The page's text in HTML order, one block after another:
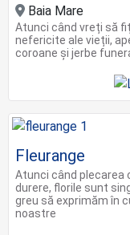
Baia Mare
Atunci când vreți să
nefericite ale vieții,
coroane și jerbe
Fleurange
Atunci când plecarea
durere, florile sunt
greu să exprimăm în
noastre